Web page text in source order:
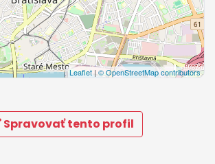
Leaflet | © OpenStreetMap contributors
Spravovať tento profil